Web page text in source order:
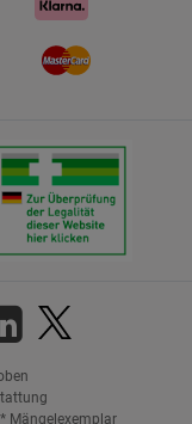
Mängelexemplar